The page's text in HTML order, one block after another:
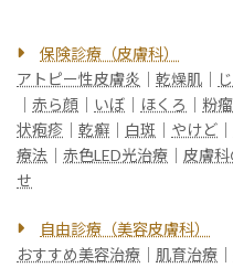
保険診療（皮膚科）
アトピー性皮膚炎
乾燥肌
赤ら顔 いぼ ほくろ 粉瘤
状疱疹
乾癬 白斑 やけど
療法
赤色LED光治療 皮膚
せ
自由診療（美容皮膚科）
おすすめ美容治療
肌育治療